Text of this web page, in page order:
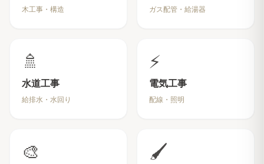
木工事・構造
ガス配管・給湯器
🚿
水道工事
給排水・水回り
⚡
電気工事
配線・照明
🎨 🖌️